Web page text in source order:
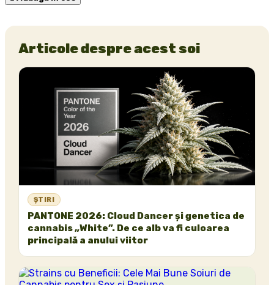
Articole despre acest soi
ȘTIRI
PANTONE 2026: Cloud Dancer și genetica de
cannabis „White”. De ce alb va fi culoarea
principală a anului viitor